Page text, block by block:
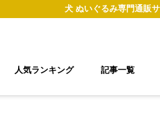
犬 ぬいぐるみ専門通販
人気ランキング 記事一覧